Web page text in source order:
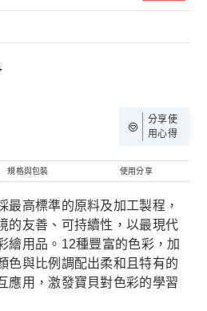
分享使
用心得
規格與包裝 使用分享
最高標準的原料及加工製程，
的友善、可持續性，以最現代
繪用品。12種豐富的色彩，加
色與比例調配出柔和且特有的
應用，激發寶貝對色彩的學習